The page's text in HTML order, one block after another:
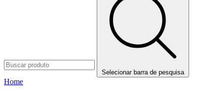
Selecionar barra de pesquisa
Home